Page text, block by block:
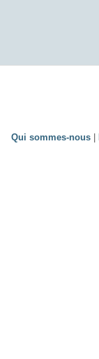
Qui sommes-nous